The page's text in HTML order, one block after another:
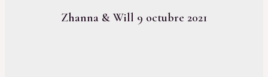
Zhanna & Will 9 octubre 2021